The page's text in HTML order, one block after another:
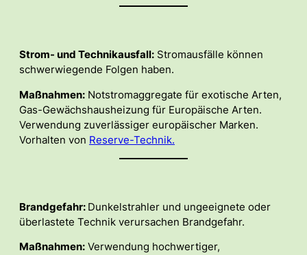
Strom- und Technikausfall: Stromausfälle können
schwerwiegende Folgen haben.
Maßnahmen: Notstromaggregate für exotische Arten,
Gas-Gewächshausheizung für Europäische Arten.
Verwendung zuverlässiger europäischer Marken.
Vorhalten von Reserve-Technik.
Brandgefahr: Dunkelstrahler und ungeeignete oder
überlastete Technik verursachen Brandgefahr.
Maßnahmen: Verwendung hochwertiger,